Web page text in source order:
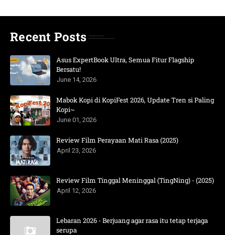
Recent Posts
Asus ExpertBook Ultra, Semua Fitur Flagship
Bersatu!
June 14, 2026
Mabok Kopi di KopiFest 2026, Update Tren si Paling
Kopi~
June 01, 2026
Review Film Perayaan Mati Rasa (2025)
April 23, 2026
Review Film Tinggal Meninggal (TingNing) - (2025)
April 12, 2026
Lebaran 2026 - Berjuang agar rasa itu tetap terjaga
serupa